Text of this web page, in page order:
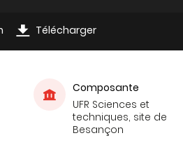
Télécharger
Composante
UFR Sciences et
techniques, site de
Besançon